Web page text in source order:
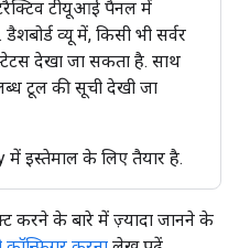
टीयूआई पैनल में
व्यू में, किसी भी सर्वर
देखा जा सकता है. साथ
टूल की सूची देखी जा
में इस्तेमाल के लिए तैयार है.
के बारे में ज़्यादा जानने के